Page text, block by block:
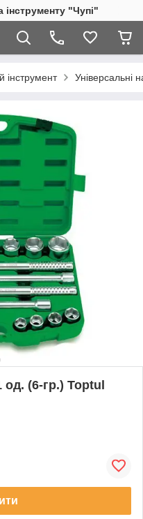
інструменту "Чупі"
інструмент Універсальні
од. (6-гр.) Toptul